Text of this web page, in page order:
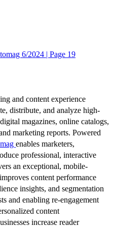
6/2024 | Page 19
and content experience
distribute, and analyze high-
magazines, online catalogs,
marketing reports. Powered
enables marketers,
professional, interactive
an exceptional, mobile-
content performance
insights, and segmentation
and enabling re-engagement
content
increase reader